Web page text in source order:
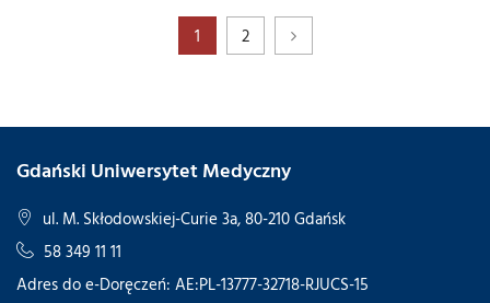
1 2
Gdański Uniwersytet Medyczny
ul. M. Skłodowskiej-Curie 3a, 80-210 Gdańsk
58 349 11 11
Adres do e-Doręczeń: AE:PL-13777-32718-RJUCS-15